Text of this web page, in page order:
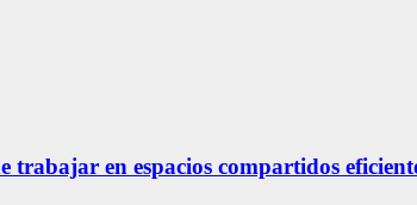
en espacios compartidos